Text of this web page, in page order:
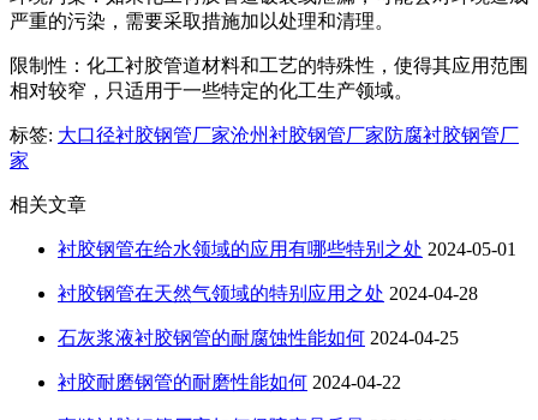
严重的污染，需要采取措施加以处理和清理。
限制性：化工衬胶管道材料和工艺的特殊性，使得其应用范围
相对较窄，只适用于一些特定的化工生产领域。
标签: 大口径衬胶钢管厂家沧州衬胶钢管厂家防腐衬胶钢管厂
家
相关文章
衬胶钢管在给水领域的应用有哪些特别之处 2024-05-01
衬胶钢管在天然气领域的特别应用之处 2024-04-28
石灰浆液衬胶钢管的耐腐蚀性能如何 2024-04-25
衬胶耐磨钢管的耐磨性能如何 2024-04-22